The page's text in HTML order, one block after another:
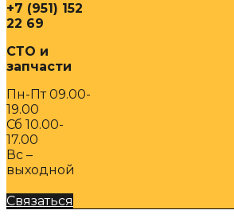
+7 (951) 152
22 69
СТО и
запчасти
Пн-Пт 09.00-
19.00
Сб 10.00-
17.00
Вс –
выходной
Связаться